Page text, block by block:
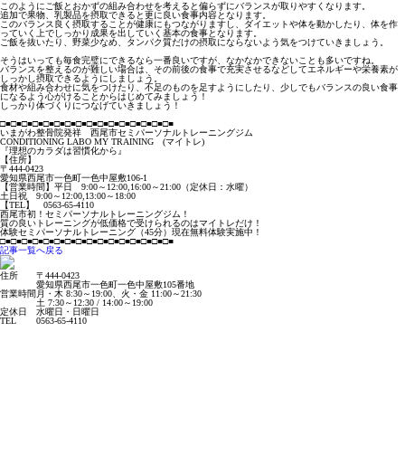
このようにご飯とおかずの組み合わせを考えると偏らずにバランスが取りやすくなります。
追加で果物、乳製品を摂取できると更に良い食事内容となります。
このバランス良く摂取することが健康にもつながりますし、ダイエットや体を動かしたり、体を作
っていく上でしっかり成果を出していく基本の食事となります。
ご飯を抜いたり、野菜少なめ、タンパク質だけの摂取にならないよう気をつけていきましょう。
そうはいっても毎食完璧にできるなら一番良いですが、なかなかできないことも多いですね。
バランスを整えるのが難しい場合は、その前後の食事で充実させるなどしてエネルギーや栄養素が
しっかし摂取できるようにしましょう。
食材や組み合わせに気をつけたり、不足のものを足すようにしたり、少しでもバランスの良い食事
になるよう心がけることからはじめてみましょう！
しっかり体づくりにつなげていきましょう！
□■□■□■□■□■□■□■□■□■□■□■□■□■□■□■□■
いまがわ整骨院発祥 西尾市セミパーソナルトレーニングジム
CONDITIONING LABO MY TRAINING (マイトレ)
『理想のカラダは習慣化から』
【住所】
〒444-0423
愛知県西尾市一色町一色中屋敷106-1
【営業時間】平日 9:00～12:00,16:00～21:00（定休日：水曜）
土日祝 9:00～12:00,13:00～18:00
【TEL】 0563-65-4110
西尾市初！セミパーソナルトレーニングジム！
質の良いトレーニングが低価格で受けられるのはマイトレだけ！
体験セミパーソナルトレーニング（45分）現在無料体験実施中！
□■□■□■□■□■□■□■□■□■□■□■□■□■□■□■□■
記事一覧へ戻る
住所
〒444-0423
愛知県西尾市一色町一色中屋敷105番地
営業時間 月・木 8:30～19:00、火・金 11:00～21:30
土 7:30～12:30 / 14:00～19:00
定休日
水曜日・日曜日
TEL
0563-65-4110